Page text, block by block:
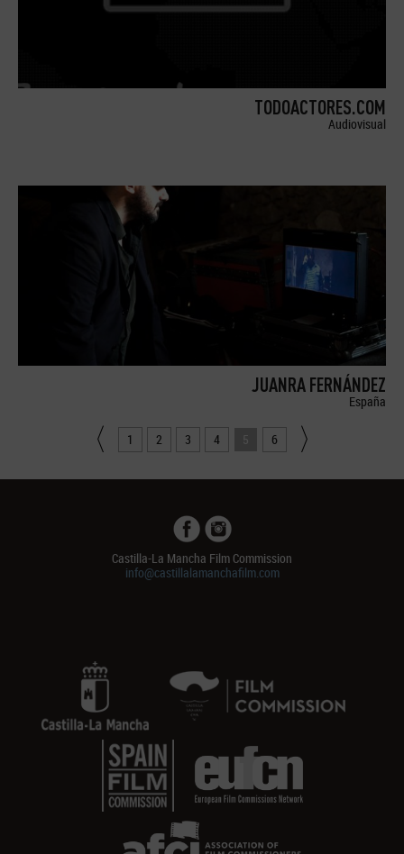
TODOACTORES.COM
Audiovisual
JUANRA FERNÁNDEZ
España
1 2 3 4 5 6
Castilla-La Mancha Film Commission
info@castillalamanchafilm.com